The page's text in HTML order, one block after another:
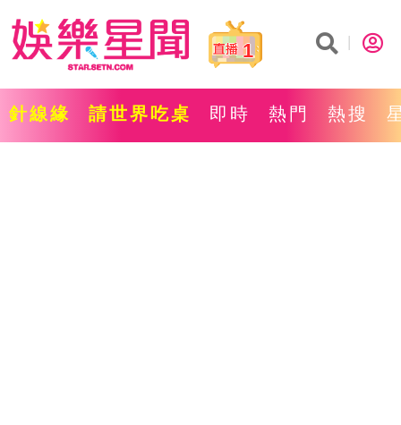
1
針線緣 請世界吃桌 即時 熱門 熱搜